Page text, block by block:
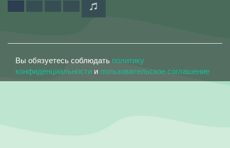
Вы обязуетесь соблюдать политику
конфиденциальности и пользовательское соглашение